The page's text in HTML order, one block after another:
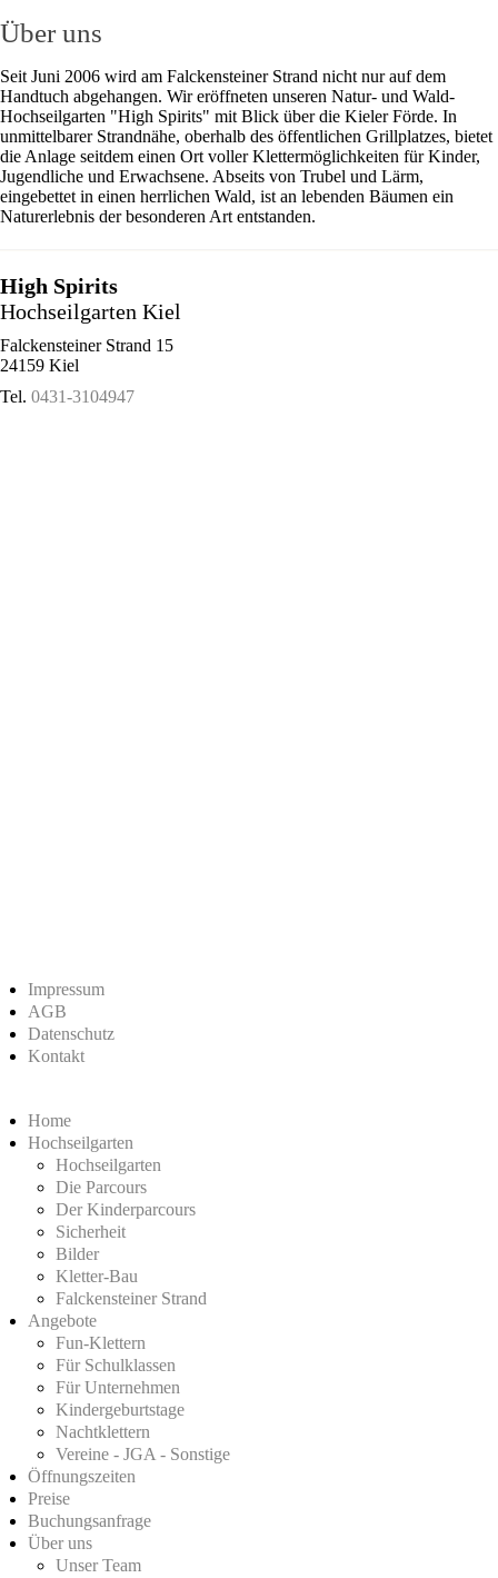
Über uns
Seit Juni 2006 wird am Falckensteiner Strand nicht nur auf dem
Handtuch abgehangen. Wir eröffneten unseren Natur- und Wald-
Hochseilgarten "High Spirits" mit Blick über die Kieler Förde. In
unmittelbarer Strandnähe, oberhalb des öffentlichen Grillplatzes, bietet
die Anlage seitdem einen Ort voller Klettermöglichkeiten für Kinder,
Jugendliche und Erwachsene. Abseits von Trubel und Lärm,
eingebettet in einen herrlichen Wald, ist an lebenden Bäumen ein
Naturerlebnis der besonderen Art entstanden.
High Spirits
Hochseilgarten Kiel
Falckensteiner Strand 15
24159 Kiel
Tel. 0431-3104947
Impressum
AGB
Datenschutz
Kontakt
Home
Hochseilgarten
Hochseilgarten
Die Parcours
Der Kinderparcours
Sicherheit
Bilder
Kletter-Bau
Falckensteiner Strand
Angebote
Fun-Klettern
Für Schulklassen
Für Unternehmen
Kindergeburtstage
Nachtklettern
Vereine - JGA - Sonstige
Öffnungszeiten
Preise
Buchungsanfrage
Über uns
Unser Team